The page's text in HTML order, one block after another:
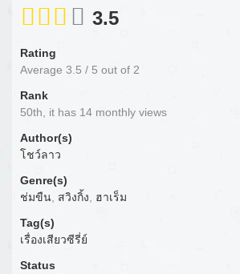
3.5
Rating
Average 3.5 / 5 out of 2
Rank
50th, it has 14 monthly views
Author(s)
โชว์ลาว
Genre(s)
ช่มขืน, สวิงกิ้ง, ฮาเร็ม
Tag(s)
เรื่องเสียวซีรี่ย์
Status